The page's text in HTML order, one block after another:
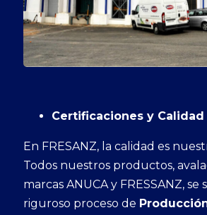
Certificaciones y Calidad
En FRESANZ, la calidad es
Todos nuestros productos,
marcas ANUCA y FRESSANZ,
riguroso proceso de